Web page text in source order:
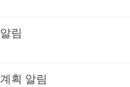
림
획 알림